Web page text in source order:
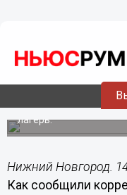
дома нашли в
Городецком
Девушка решила
родственников, а
лагерь.
Нижний Новгород.
Как сообщили